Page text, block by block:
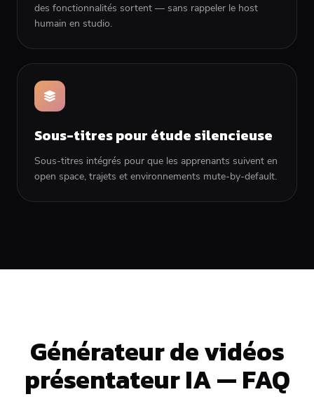
des fonctionnalités sortent — sans rappeler le host
humain en studio.
Sous-titres pour étude silencieuse
Sous-titres intégrés pour que les apprenants suivent en
open space, trajets et environnements mute-by-default.
Générateur de vidéos
présentateur IA — FAQ